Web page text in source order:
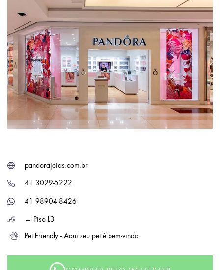
pandorajoias.com.br
41 3029-5222
41 98904-8426
→ Piso L3
Pet Friendly - Aqui seu pet é bem-vindo